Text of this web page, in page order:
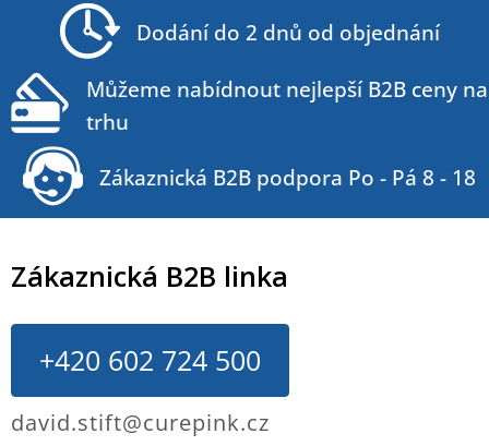
Zákaznická B2B linka
+420 602 724 500
david.stift@curepink.cz
Dodání do 2 dnů od objednání
Můžeme nabídnout nejlepší B2B ceny na
trhu
Zákaznická B2B podpora Po - Pá 8 - 18